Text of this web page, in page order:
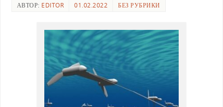
АВТОР: EDITOR 01.02.2022 БЕЗ РУБРИКИ